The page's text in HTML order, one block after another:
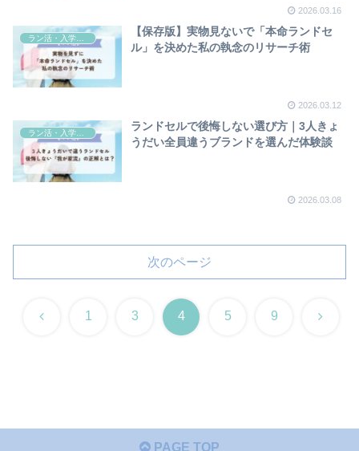
2026.03.16
ラン活・入学準備
【保存版】実物見ないで「本命ランドセ
ル」を決めた私の執念のリサーチ術
2026.03.12
ランドセルで後悔しない選び方｜3人きょ
うだい全員違うブランドを選んだ体験談
2026.03.08
次のページ
前 1 3 4 5 9 次
PAGE TOP